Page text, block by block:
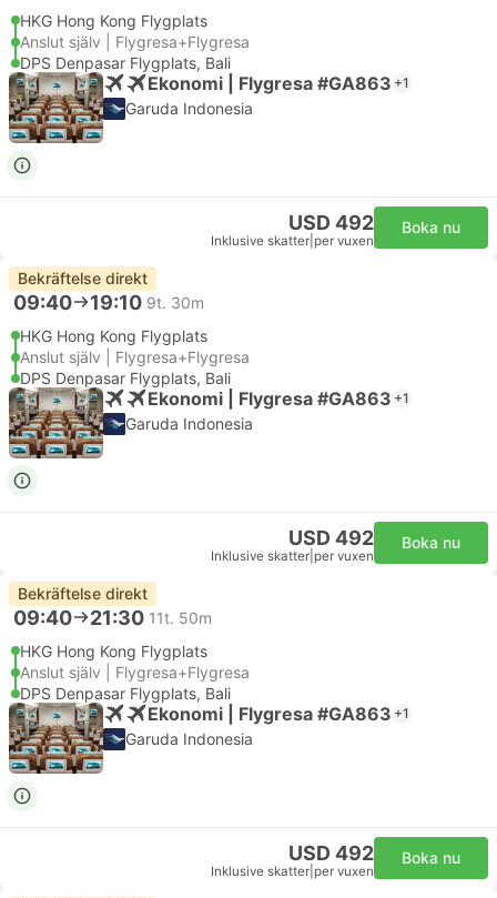
HKG Hong Kong Flygplats
Anslut själv | Flygresa+Flygresa
DPS Denpasar Flygplats, Bali
Ekonomi | Flygresa #GA863 +1
Garuda Indonesia
USD 492
Inklusive skatter per vuxen
Boka nu
Bekräftelse direkt
09:40 19:10 9t. 30m
HKG Hong Kong Flygplats
Anslut själv | Flygresa+Flygresa
DPS Denpasar Flygplats, Bali
Ekonomi | Flygresa #GA863 +1
Garuda Indonesia
USD 492
Inklusive skatter per vuxen
Boka nu
Bekräftelse direkt
09:40 21:30 11t. 50m
HKG Hong Kong Flygplats
Anslut själv | Flygresa+Flygresa
DPS Denpasar Flygplats, Bali
Ekonomi | Flygresa #GA863 +1
Garuda Indonesia
USD 492
Inklusive skatter per vuxen
Boka nu